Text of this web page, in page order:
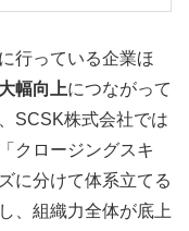
行っている企業ほ
幅向上につながって
SCSK株式会社では
クロージングスキ
に分けて体系立てる
、組織力全体が底上